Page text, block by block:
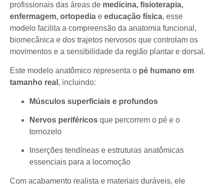
profissionais das áreas de medicina, fisioterapia,
enfermagem, ortopedia e educação física, esse
modelo facilita a compreensão da anatomia funcional,
biomecânica e dos trajetos nervosos que controlam os
movimentos e a sensibilidade da região plantar e dorsal.
Este modelo anatômico representa o pé humano em
tamanho real , incluindo:
Músculos superficiais e profundos
Nervos periféricos que percorrem o pé e o
tornozelo
Inserções tendíneas e estruturas anatômicas
essenciais para a locomoção
Com acabamento realista e materiais duráveis, ele